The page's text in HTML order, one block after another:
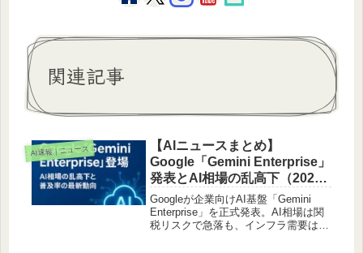
関連記事
AI速報｜ニュース
【AIニュースまとめ】
Google「Gemini Enterprise」
発表とAI相場の乱高下（2025
年10月9日〜10日）
Googleが企業向けAI基盤「Gemini
Enterprise」を正式発表。AI相場は関
税リスクで急落も、インフラ需要は堅